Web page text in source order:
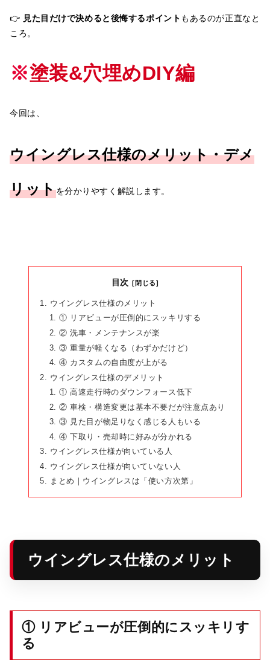
👉 見た目だけで決めると後悔するポイント もあるのが正直なと
ころ。
※塗装&穴埋めDIY編
今回は、
ウイングレス仕様のメリット・デメ
リットを分かりやすく解説します。
目次
ウイングレス仕様のメリット
① リアビューが圧倒的にスッキリする
② 洗車・メンテナンスが楽
③ 重量が軽くなる（わずかだけど）
④ カスタムの自由度が上がる
ウイングレス仕様のデメリット
① 高速走行時のダウンフォース低下
② 車検・構造変更は基本不要だが注意点あり
③ 見た目が物足りなく感じる人もいる
④ 下取り・売却時に好みが分かれる
ウイングレス仕様が向いている人
ウイングレス仕様が向いていない人
まとめ｜ウイングレスは「使い方次第」
ウイングレス仕様のメリット
① リアビューが圧倒的にスッキリす
る